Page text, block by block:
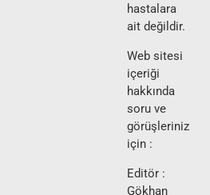
hastalara
ait değildir.
Web sitesi
içeriği
hakkında
soru ve
görüşleriniz
için :
Editör :
Gökhan